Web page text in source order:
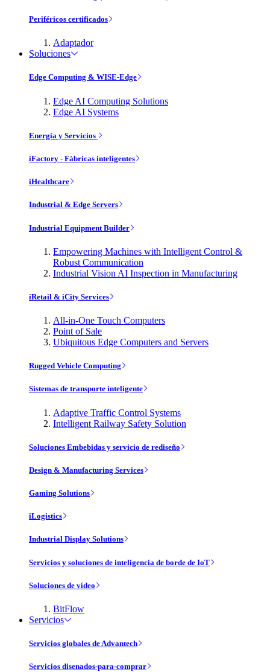
Periféricos certificados
Adaptador
Soluciones
Edge Computing & WISE-Edge
Edge AI Computing Solutions
Edge AI Systems
Energía y Servicios
iFactory - Fábricas inteligentes
iHealthcare
Industrial & Edge Servers
Industrial Equipment Builder
Empowering Machines with Intelligent Control &
Robust Communication
Industrial Vision AI Inspection in Manufacturing
iRetail & iCity Services
All-in-One Touch Computers
Point of Sale
Ubiquitous Edge Computers and Servers
Rugged Vehicle Computing
Sistemas de transporte inteligente
Adaptive Traffic Control Systems
Intelligent Railway Safety Solution
Soluciones Embebidas y servicio de rediseño
Design & Manufacturing Services
Gaming Solutions
iLogistics
Industrial Display Solutions
Servicios y soluciones de inteligencia de borde de IoT
Soluciones de vídeo
BitFlow
Servicios
Servicios globales de Advantech
Servicios disenados-para-comprar